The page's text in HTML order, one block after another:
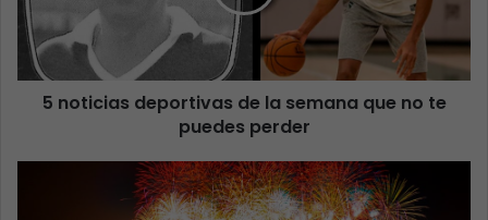
5 noticias deportivas de la semana que no te
puedes perder